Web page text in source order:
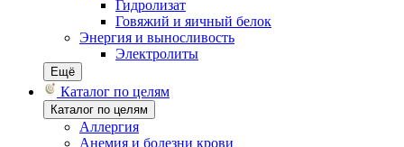
Гидролизат
Говяжий и яичный белок
Энергия и выносливость
Электролиты
Ещё
Каталог по целям
Каталог по целям
Аллергия
Анемия и болезни крови